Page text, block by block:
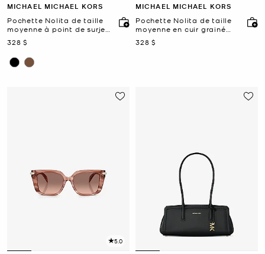
MICHAEL MICHAEL KORS
Pochette Nolita de taille
moyenne à point de surjet
et en cuir grainé avec
chaîne
maintenant
328 $
MICHAEL MICHAEL KORS
Pochette Nolita de taille
moyenne en cuir grainé
avec chaîne
maintenant
328 $
5.0